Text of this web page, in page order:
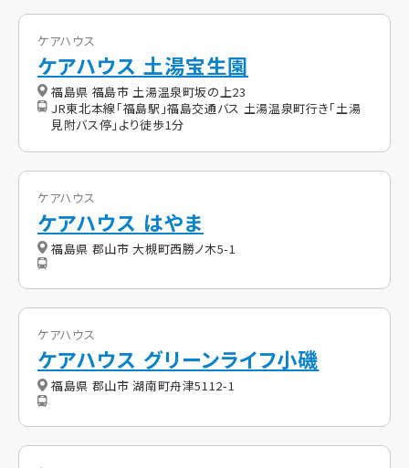
ケアハウス
ケアハウス 土湯宝生園
福島県 福島市 土湯温泉町坂の上23
JR東北本線「福島駅」福島交通バス 土湯温泉町行き「土湯
見附バス停」より徒歩1分
ケアハウス
ケアハウス はやま
福島県 郡山市 大槻町西勝ノ木5-1
ケアハウス
ケアハウス グリーンライフ小磯
福島県 郡山市 湖南町舟津5112-1